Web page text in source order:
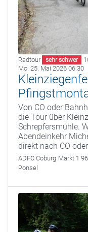
Radtour sehr schwer
Mo. 25. Mai 2026 06:30
Von CO oder
die Tour über
Schrepfersmühle.
Abendeinkehr
direkt nach CO
ADFC Coburg Markt 1
Ponsel